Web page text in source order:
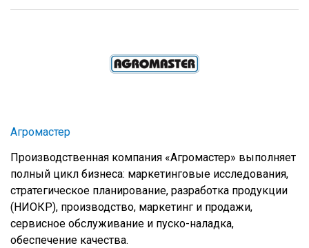
Агромастер
Производственная компания «Агромастер» выполняет
полный цикл бизнеса: маркетинговые исследования,
стратегическое планирование, разработка продукции
(НИОКР), производство, маркетинг и продажи,
сервисное обслуживание и пуско-наладка,
обеспечение качества.